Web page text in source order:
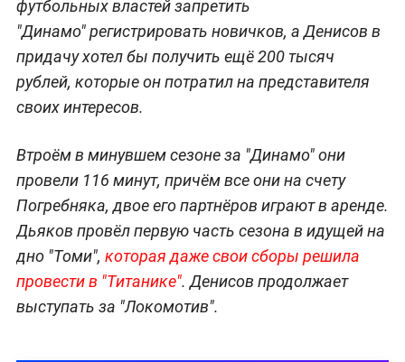
футбольных властей запретить
"Динамо" регистрировать новичков, а Денисов в
придачу хотел бы получить ещё 200 тысяч
рублей, которые он потратил на представителя
своих интересов.
Втроём в минувшем сезоне за "Динамо" они
провели 116 минут, причём все они на счету
Погребняка, двое его партнёров играют в аренде.
Дьяков провёл первую часть сезона в идущей на
дно "Томи", которая даже свои сборы решила
провести в "Титанике". Денисов продолжает
выступать за "Локомотив".